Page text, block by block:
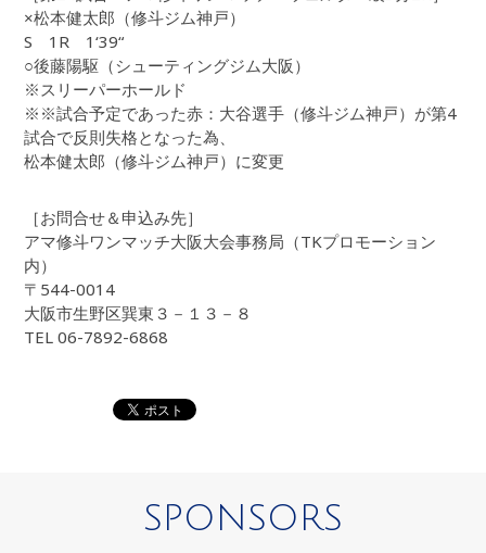
×松本健太郎（修斗ジム神戸）
S 1R 1‘39“
○後藤陽駆（シューティングジム大阪）
※スリーパーホールド
※※試合予定であった赤：大谷選手（修斗ジム神戸）が第4
試合で反則失格となった為、
松本健太郎（修斗ジム神戸）に変更
［お問合せ＆申込み先］
アマ修斗ワンマッチ大阪大会事務局（TKプロモーション
内）
〒544-0014
大阪市生野区巽東３－１３－８
TEL 06-7892-6868
SPONSORS